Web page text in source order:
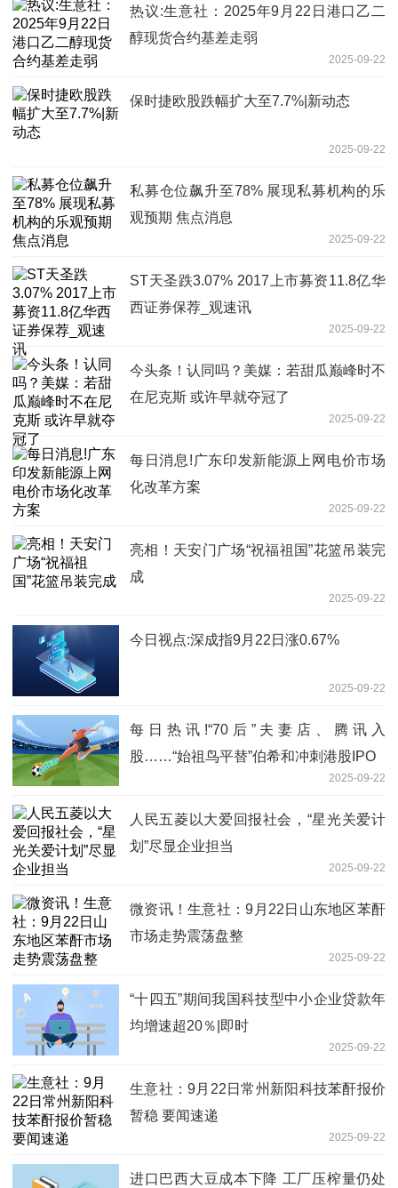
热议:生意社：2025年9月22日港口乙二
醇现货合约基差走弱
2025-09-22
保时捷欧股跌幅扩大至7.7%|新动态
2025-09-22
私募仓位飙升至78% 展现私募机构的乐
观预期 焦点消息
2025-09-22
ST天圣跌3.07% 2017上市募资11.8亿华
西证券保荐_观速讯
2025-09-22
今头条！认同吗？美媒：若甜瓜巅峰时不
在尼克斯 或许早就夺冠了
2025-09-22
每日消息!广东印发新能源上网电价市场
化改革方案
2025-09-22
亮相！天安门广场“祝福祖国”花篮吊装完
成
2025-09-22
今日视点:深成指9月22日涨0.67%
2025-09-22
每日热讯!“70后”夫妻店、腾讯入
股……“始祖鸟平替”伯希和冲刺港股IPO
2025-09-22
人民五菱以大爱回报社会，“星光关爱计
划”尽显企业担当
2025-09-22
微资讯！生意社：9月22日山东地区苯酐
市场走势震荡盘整
2025-09-22
“十四五”期间我国科技型中小企业贷款年
均增速超20％|即时
2025-09-22
生意社：9月22日常州新阳科技苯酐报价
暂稳 要闻速递
2025-09-22
进口巴西大豆成本下降 工厂压榨量仍处